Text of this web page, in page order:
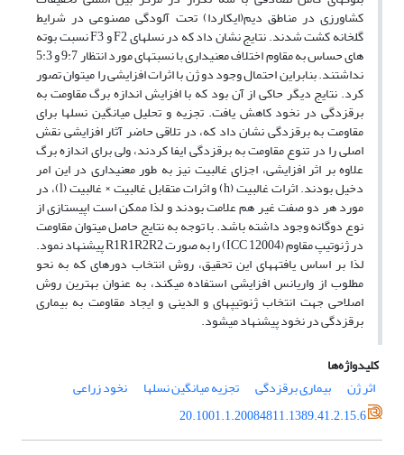
کشاورزی در مناطق دیم(ایکاردا) تحت آلودگی مصنوعی در شرایط
گلخانه کشت شدند. نتایج نشان داد که در نسل‎های F2 و F3 نسبت بوته
های حساس به مقاوم اختلاف معنی‎داری با نسبت‎های مورد انتظار 9:7 و 5:3
نداشتند. بنابراین احتمال وجود دو ژن با اثرات افزایشی را می‎توان تصور
کرد. نتایج دیگر حاکی از آن بود که با افزایش اندازه برگ مقاومت به
برق‎زدگی در نخود کاهش یافت. تجزیه و تحلیل میانگین نسل‎ها برای
مقاومت به برق‎زدگی نشان داد که، در تلاقی حاضر آثار افزایشی نقش
اصلی را در تنوع مقاومت به برق‎زدگی ایفا کردند، ولی برای اندازه برگ
علاوه بر اثر افزایشی، اجزای غالبیت نیز به طور معنی‎داری در این امر
دخیل بودند. اثرات غالبیت (h) و اثرات متقابل غالبیت × غالبیت (l)، در
مورد هر دو صفت غیر هم علامت بودند و لذا ممکن است اپیستازی از
نوع دوگانه وجود داشته باشد. با توجه به نتایج حاصل می‎توان مقاومت
در ژنوتیپ مقاوم (ICC 12004) را به صورت R1R1R2R2 پیشنهاد نمود.
لذا بر اساس یافته‎های این تحقیق، روش انتخاب دوره‎ای که به نحو
مطلوب از واریانس افزایشی استفاده می‎کند، به عنوان بهترین روش
اصلاحی جهت انتخاب ژنوتیپ‎های و الدینی و ایجاد مقاومت به بیماری
برق‎زدگی در نخود پیشنهاد می‎شود.
کلیدواژه‌ها
اثر ژن
بیماری برق‎زدگی تجزیه میانگین نسل‎ها
نخود زراعی
20.1001.1.20084811.1389.41.2.15.6